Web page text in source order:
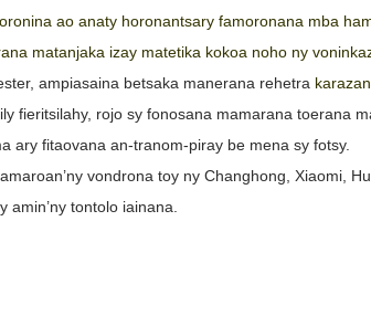
ao anaty horonantsary famoronana mba
matanjaka izay matetika kokoa noho ny
ampiasaina betsaka manerana rehetra
fieritsilahy, rojo sy fonosana mamarana toerana
ary fitaovana an-tranom-piray be mena sy fotsy.
vondrona toy ny Changhong, Xiaomi,
tontolo iainana.